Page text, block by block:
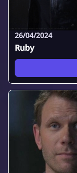
26/04/2024
Ruby